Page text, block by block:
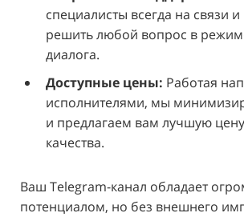
специалисты всегда на связи
решить любой вопрос в
диалога.
Доступные цены: Работая
исполнителями, мы
и предлагаем вам лучшую
качества.
Ваш Telegram-канал обладает
потенциалом, но без внешнего